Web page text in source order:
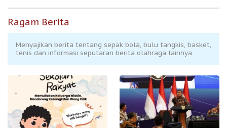
Ragam Berita
Menyajikan berita tentang sepak bola, bulu tangkis, basket,
tenis dan informasi seputaran berita olahraga lainnya